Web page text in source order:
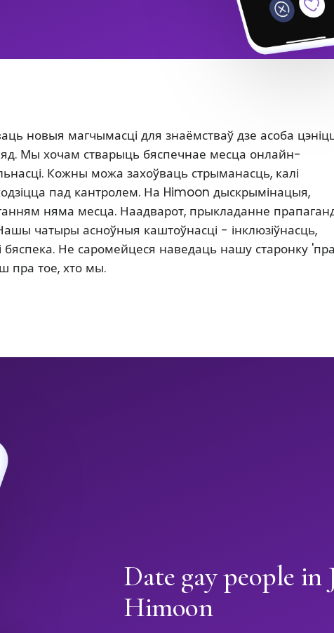
новыя магчымасці для знаёмстваў дзе асоба
Мы хочам стварыць бяспечнае месца онлайн-
Кожны можа захоўваць стрыманасць, калі
пад кантролем. На Himoon дыскрымінацыя,
няма месца. Наадварот, прыкладанне
чатыры асноўныя каштоўнасці - інклюзіўнасць,
бяспека. Не саромейцеся наведаць нашу старонку 'пра
пра тое, хто мы.
Date gay people
Himoon